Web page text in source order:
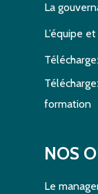
La
L’équipe
formation
NOS
Le